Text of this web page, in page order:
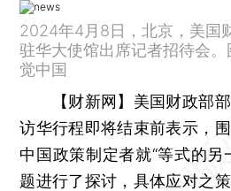
2024年4月8日，北京，美国
驻华大使馆出席记者招待会
觉中国
【财新网】 美国财政部
访华行程即将结束前表示，
中国政策制定者就“等式的
题进行了探讨，具体应对之